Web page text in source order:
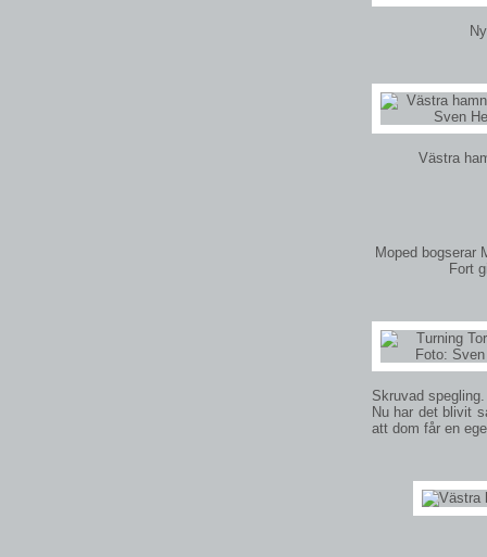
Västra
Moped bogserar
Fort
Skruvad spegling.
Nu har det blivit
att dom får en